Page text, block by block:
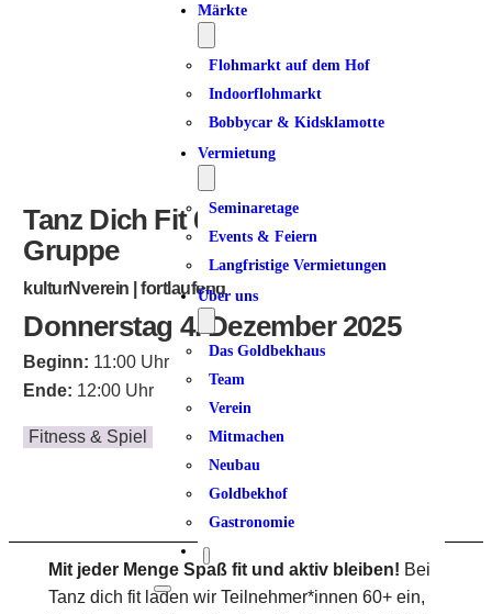
Märkte
Flohmarkt auf dem Hof
Indoorflohmarkt
Bobbycar & Kidsklamotte
Vermietung
Seminaretage
Events & Feiern
Langfristige Vermietungen
Über uns
Das Goldbekhaus
Team
Verein
Mitmachen
Neubau
Goldbekhof
Gastronomie
Tanz Dich Fit 60+ | geschlossene
Gruppe
kulturNverein | fortlaufend
Donnerstag 4. Dezember 2025
Beginn: 11:00 Uhr
Ende: 12:00 Uhr
Fitness & Spiel
Mit jeder Menge Spaß fit und aktiv bleiben! Bei
Tanz dich fit laden wir Teilnehmer*innen 60+ ein,